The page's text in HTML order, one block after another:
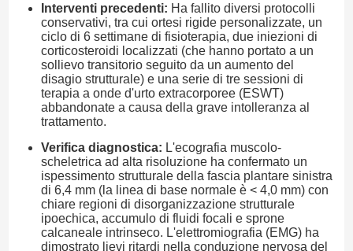
Interventi precedenti: Ha fallito diversi protocolli
conservativi, tra cui ortesi rigide personalizzate, un
ciclo di 6 settimane di fisioterapia, due iniezioni di
corticosteroidi localizzati (che hanno portato a un
sollievo transitorio seguito da un aumento del
disagio strutturale) e una serie di tre sessioni di
terapia a onde d'urto extracorporee (ESWT)
abbandonate a causa della grave intolleranza al
trattamento.
Verifica diagnostica: L'ecografia muscolo-
scheletrica ad alta risoluzione ha confermato un
ispessimento strutturale della fascia plantare sinistra
di 6,4 mm (la linea di base normale è < 4,0 mm) con
chiare regioni di disorganizzazione strutturale
ipoechica, accumulo di fluidi focali e sprone
calcaneale intrinseco. L'elettromiografia (EMG) ha
dimostrato lievi ritardi nella conduzione nervosa del